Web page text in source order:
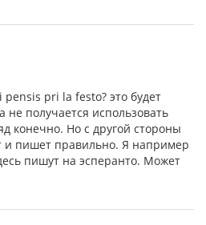
pensis pri la festo? это будет
не получается использовать
конечно. Но с другой стороны
и пишет правильно. Я например
пишут на эсперанто. Может